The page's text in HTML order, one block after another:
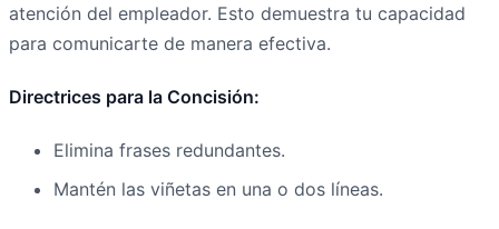
atención del empleador. Esto demuestra tu capacidad
para comunicarte de manera efectiva.
Directrices para la Concisión:
Elimina frases redundantes.
Mantén las viñetas en una o dos líneas.